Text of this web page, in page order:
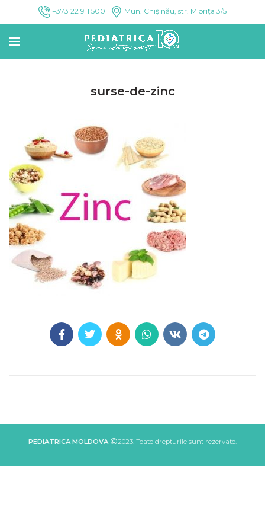
+373 22 911 500 | Mun. Chișinău, str. Miorița 3/5
surse-de-zinc
PEDIATRICA MOLDOVA 2023. Toate drepturile sunt rezervate.